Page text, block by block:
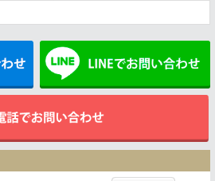
メールでお問い合わせ